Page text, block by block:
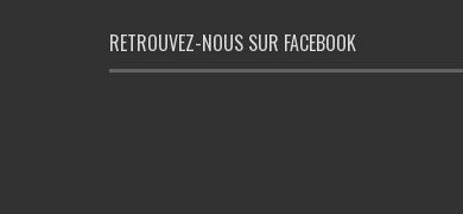
RETROUVEZ-NOUS SUR FACEBOOK